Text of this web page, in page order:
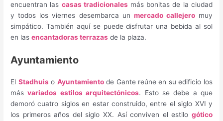
encuentran las casas tradicionalesmás bonitas de la ciudad
y todos los viernes desembarca un mercado callejeromuy
simpático. También aquí se puede disfrutar una bebida al sol
en lasencantadoras terrazas de la plaza.
Ayuntamiento
El Stadhuiso Ayuntamientode Gante reúne en su edificio los
másvariados estilos arquitectónicos. Esto se debe a que
demoró cuatro siglos en estar construido, entre el siglo XVI y
los primeros años del siglo XX. Así conviven el estilo gótico